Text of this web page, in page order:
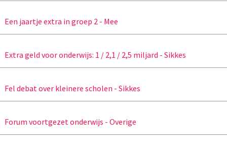
Een jaartje extra in groep 2 - Mee
Extra geld voor onderwijs: 1 / 2,1 / 2,5 miljard - Sikkes
Fel debat over kleinere scholen - Sikkes
Forum voortgezet onderwijs - Overige